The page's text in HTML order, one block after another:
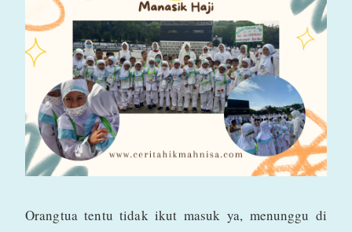
Orangtua tentu tidak ikut masuk ya, menunggu di